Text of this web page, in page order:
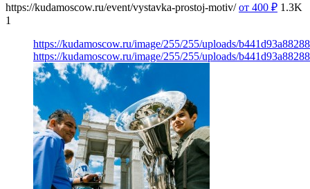
https://kudamoscow.ru/event/vystavka-prostoj-motiv/ от 400 ₽ 1.3K
1
https://kudamoscow.ru/image/255/255/uploads/
https://kudamoscow.ru/image/255/255/uploads/